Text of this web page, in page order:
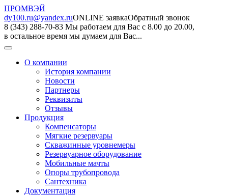
ПРОМВЭЙ
dy100.ru@yandex.ruONLINE заявкаОбратный звонок
8 (343) 288-70-83 Мы работаем для Вас с 8.00 до 20.00,
в остальное время мы думаем для Вас...
О компании
История компании
Новости
Партнеры
Реквизиты
Отзывы
Продукция
Компенсаторы
Мягкие резервуары
Скважинные уровнемеры
Резервуарное оборудование
Мобильные мачты
Опоры трубопровода
Сантехника
Документация